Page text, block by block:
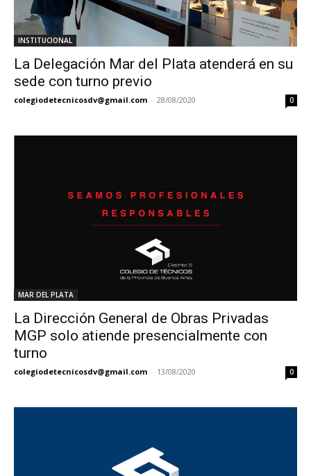
INSTITUCIONAL
La Delegación Mar del Plata atenderá en su
sede con turno previo
colegiodetecnicosdv@gmail.com - 28/08/2020 0
MAR DEL PLATA
La Dirección General de Obras Privadas
MGP solo atiende presencialmente con
turno
colegiodetecnicosdv@gmail.com - 13/08/2020 0